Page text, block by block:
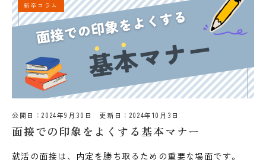
公開日：2024年9月30日 更新日： 2024年10月3日
面接での印象をよくする基本マナー
就活の面接は、内定を勝ち取るための重要な場面です。
新卒コラム